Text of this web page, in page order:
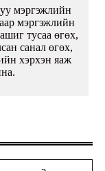
мэргэжлийн
мэргэжлийн
тусаа өгөх,
санал өгөх,
хэрхэн яаж